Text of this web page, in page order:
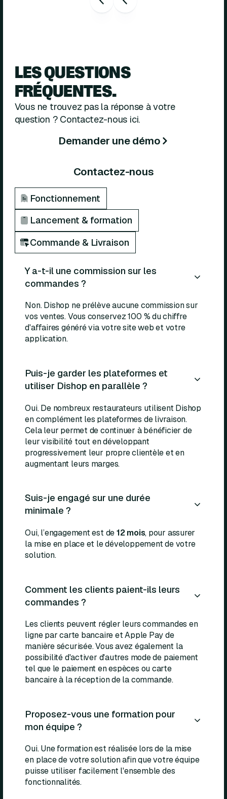
LES QUESTIONS
FRÉQUENTES.
Vous ne trouvez pas la réponse à votre
question ? Contactez-nous ici.
Demander une démo
Contactez-nous
Fonctionnement
Lancement & formation
Commande & Livraison
Y a-t-il une commission sur les
commandes ?
Non. Dishop ne prélève aucune commission sur
vos ventes. Vous conservez 100 % du chiffre
d'affaires généré via votre site web et votre
application.
Puis-je garder les plateformes et
utiliser Dishop en parallèle ?
Oui. De nombreux restaurateurs utilisent Dishop
en complément les plateformes de livraison.
Cela leur permet de continuer à bénéficier de
leur visibilité tout en développant
progressivement leur propre clientèle et en
augmentant leurs marges.
Suis-je engagé sur une durée
minimale ?
Oui, l’engagement est de12 mois, pour assurer
la mise en place et le développement de votre
solution.
Comment les clients paient-ils leurs
commandes ?
Les clients peuvent régler leurs commandes en
ligne par carte bancaire et Apple Pay de
manière sécurisée. Vous avez également la
possibilité d'activer d'autres mode de paiement
tel que le paiement en espèces ou carte
bancaire à la réception de la commande.
Proposez-vous une formation pour
mon équipe ?
Oui. Une formation est réalisée lors de la mise
en place de votre solution afin que votre équipe
puisse utiliser facilement l'ensemble des
fonctionnalités.